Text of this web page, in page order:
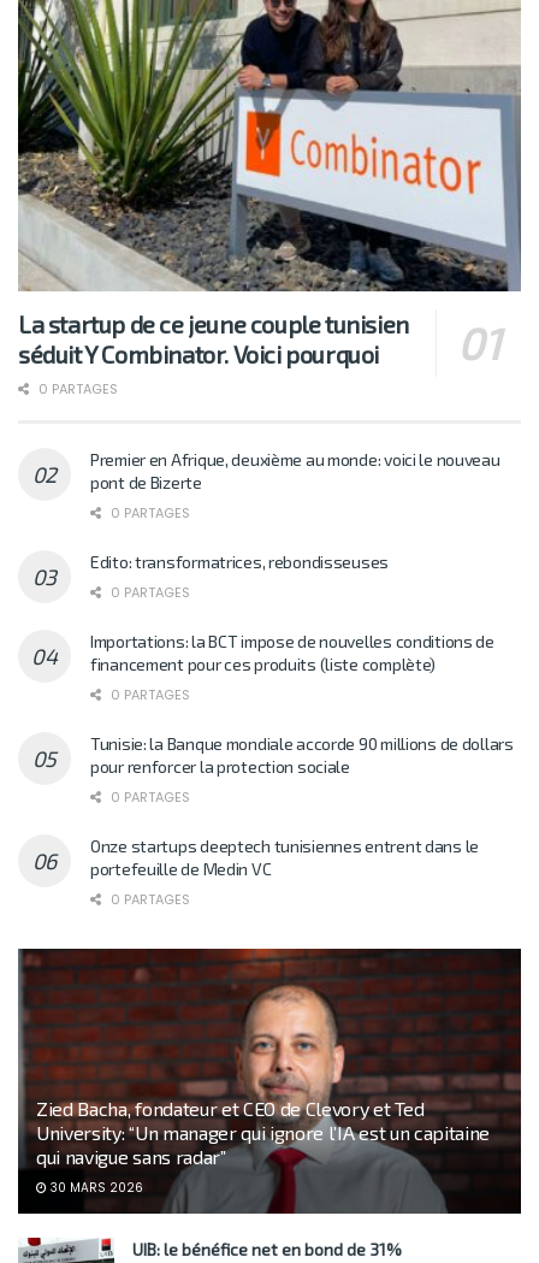
La startup de ce jeune couple tunisien
séduit Y Combinator. Voici pourquoi
0 PARTAGES
Premier en Afrique, deuxième au monde: voici le nouveau
pont de Bizerte
0 PARTAGES
Edito: transformatrices, rebondisseuses
0 PARTAGES
Importations: la BCT impose de nouvelles conditions de
financement pour ces produits (liste complète)
0 PARTAGES
Tunisie: la Banque mondiale accorde 90 millions de dollars
pour renforcer la protection sociale
0 PARTAGES
Onze startups deeptech tunisiennes entrent dans le
portefeuille de Medin VC
0 PARTAGES
Zied Bacha, fondateur et CEO de Clevory et Ted
University: “Un manager qui ignore l’IA est un capitaine
qui navigue sans radar”
30 MARS 2026
UIB: le bénéfice net en bond de 31%